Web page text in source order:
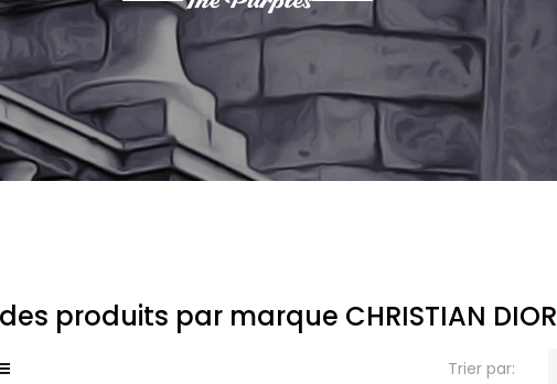
produits par marque CHRISTIAN DIOR
Trier par: